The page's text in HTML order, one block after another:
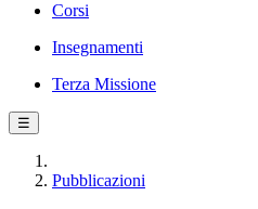
Corsi
Insegnamenti
Terza Missione
☰
Pubblicazioni